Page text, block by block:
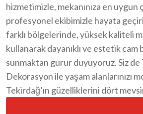
hizmetimizle, mekanınıza en
profesyonel ekibimizle hayata
farklı bölgelerinde, yüksek kaliteli
kullanarak dayanıklı ve estetik cam
sunmaktan gurur duyuyoruz. Siz de
Dekorasyon ile yaşam alanlarınızı
Tekirdağ’ın güzelliklerini dört